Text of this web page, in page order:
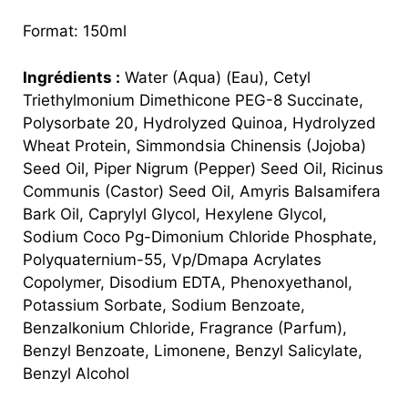
Format: 150ml
Ingrédients : Water (Aqua) (Eau), Cetyl
Triethylmonium Dimethicone PEG-8 Succinate,
Polysorbate 20, Hydrolyzed Quinoa, Hydrolyzed
Wheat Protein, Simmondsia Chinensis (Jojoba)
Seed Oil, Piper Nigrum (Pepper) Seed Oil, Ricinus
Communis (Castor) Seed Oil, Amyris Balsamifera
Bark Oil, Caprylyl Glycol, Hexylene Glycol,
Sodium Coco Pg-Dimonium Chloride Phosphate,
Polyquaternium-55, Vp/​Dmapa Acrylates
Copolymer, Disodium EDTA, Phenoxyethanol,
Potassium Sorbate, Sodium Benzoate,
Benzalkonium Chloride, Fragrance (Parfum),
Benzyl Benzoate, Limonene, Benzyl Salicylate,
Benzyl Alcohol